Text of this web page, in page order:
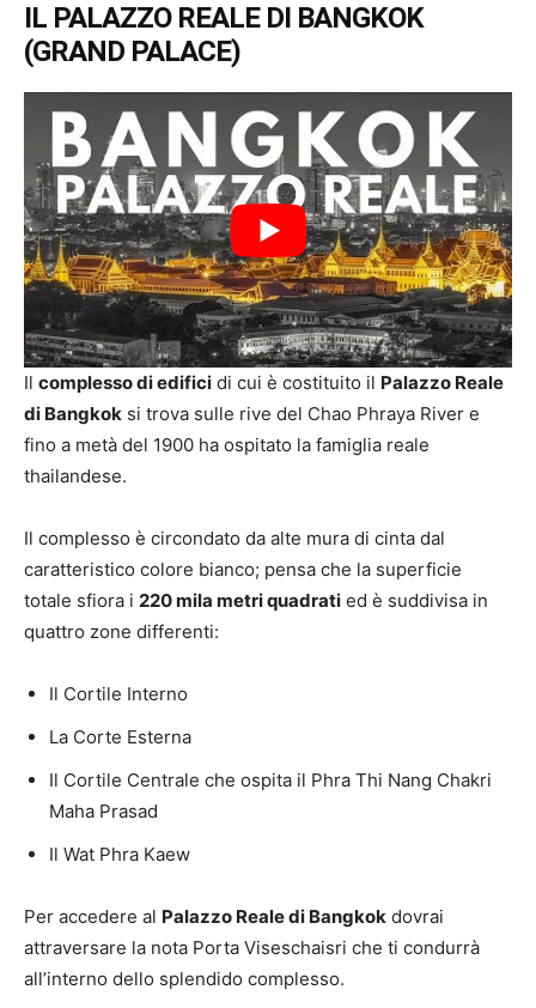
IL PALAZZO REALE DI BANGKOK
(GRAND PALACE)
Il complesso di edifici di cui è costituito il Palazzo Reale
di Bangkok si trova sulle rive del Chao Phraya River e
fino a metà del 1900 ha ospitato la famiglia reale
thailandese.
Il complesso è circondato da alte mura di cinta dal
caratteristico colore bianco; pensa che la superficie
totale sfiora i 220 mila metri quadrati ed è suddivisa in
quattro zone differenti:
Il Cortile Interno
La Corte Esterna
Il Cortile Centrale che ospita il Phra Thi Nang Chakri
Maha Prasad
Il Wat Phra Kaew
Per accedere al Palazzo Reale di Bangkok dovrai
attraversare la nota Porta Viseschaisri che ti condurrà
all’interno dello splendido complesso.